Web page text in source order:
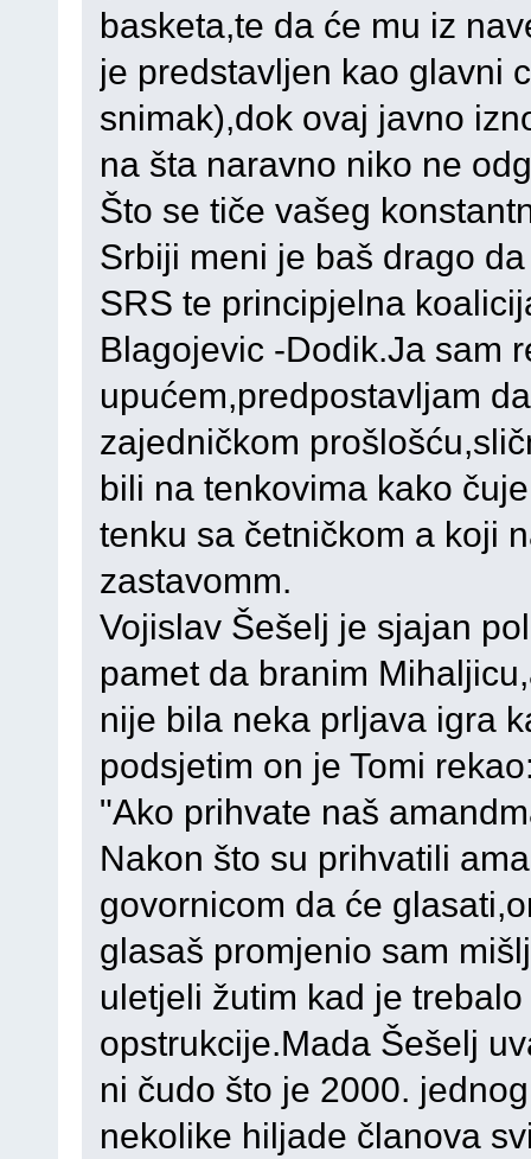
basketa,te da će mu iz
je predstavljen kao glavni
snimak),dok ovaj javno
na šta naravno niko ne
Što se tiče vašeg
Srbiji meni je baš drago
SRS te principjelna
Blagojevic -Dodik.Ja sam
upućem,predpostavljam
zajedničkom
bili na tenkovima kako
tenku sa četničkom a koji
zastavomm.
Vojislav Šešelj je sjajan
pamet da branim
nije bila neka prljava igra
podsjetim on je Tomi
"Ako prihvate naš
Nakon što su prihvatili
govornicom da će
glasaš promjenio sam
uletjeli žutim kad je
opstrukcije.Mada Šešelj
ni čudo što je 2000.
nekolike hiljade članova